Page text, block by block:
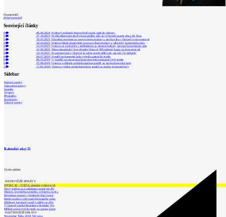
0komentářů
přidat komentář
Související články
0 06.06.2024 |Světový architekt Steven Holl zavítá opět do Ostravy
0
27.10.2023 |Kvůli přípravám stavby koncertního sálu se v Ostravě uzavře ulice 28. října
0
18.05.2023 |Stavební povolení na opravu domu kultury a stavbu sálu v Ostravě je pravomocné
0
18.04.2023 |Ostrava hledá zhotovitele renovace domu kultury a přístavby koncertního sálu
0
13.03.2023 |Ostrava se rozloučila s amfiteátrem za domem kultury, ustoupí koncertnímu sálu
0
16.06.2022 |Moravskoslezský kraj přispěje Ostravě 300 milionů korun na koncertní sál
8
14.10.2021 |Koncertní hala v Ostravě se začne stavět příští rok, má stát 2,6 miliardy
0 04.07.2019 |Soutěž na koncertní halu vyhrálo americké studio
0 06.03.2019 |V soutěži na ostravskou koncertní halu postupují čtyři studia
0
22.08.2018 |Ostrava vyhlásila architektonickou soutěž na stavbu koncertní haly
2
11.04.2018| Ostrava vyhlásí architektonickou soutěž na stavbu koncertní haly
Sidebar
Domácí zprávy
Zahraniční zprávy
Soutěže
Výstavy
Přednášky
Rozhovory
Tiskové zprávy
Kalendář akcí 15
Vložit událost
NEJNOVĚJŠÍ ZPRÁVY
INTRO 30 – VODA: aktuální vydání je již
Nový stadion za Lužánkami nesmí mít dle
Obnova loveckého zámečku u Ostrova na Ka
Developer postaví v brněnské části Lesná
Babiš uvažuje o převodu Hrzánského palác
Oblíbený karvinský areál Lodičky se přip
V Ostravě vzniká Rezidence Stodolní, byt
Mělník znovu vypíše tendr na opravu koup
NEJČTENĚJŠÍ ZPRÁVY
November Talks 2018: M.Corea